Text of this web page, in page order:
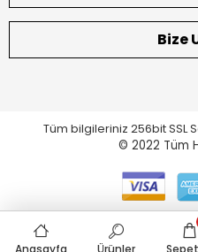
Bize
Tüm bilgileriniz 256bit SSL
© 2022 Tüm
Anasayfa Ürünler